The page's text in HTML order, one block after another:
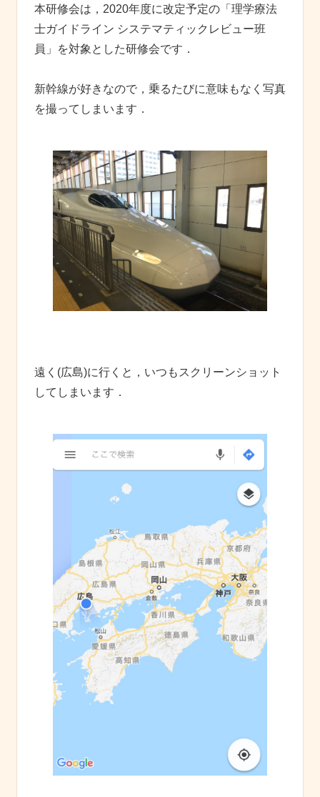
本研修会は，2020年度に改定予定の「理学療法
士ガイドライン システマティックレビュー班
員」を対象とした研修会です．
新幹線が好きなので，乗るたびに意味もなく写真
を撮ってしまいます．
遠く(広島)に行くと，いつもスクリーンショット
してしまいます．